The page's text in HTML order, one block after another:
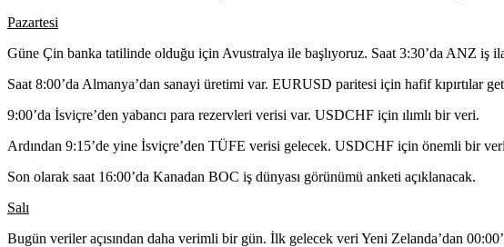
Pazartesi
Güne Çin banka tatilinde olduğu için Avustralya ile başlıyoruz. Saat 3:30’da ANZ
Saat 8:00’da Almanya’dan sanayi üretimi var. EURUSD paritesi için hafif kıpırtılar
9:00’da İsviçre’den yabancı para rezervleri verisi var. USDCHF için ılımlı bir veri.
Ardından 9:15’de yine İsviçre’den TÜFE verisi gelecek. USDCHF için önemli bir
Son olarak saat 16:00’da Kanadan BOC iş dünyası görünümü anketi açıklanacak.
Salı
Bugün veriler açısından daha verimli bir gün. İlk gelecek veri Yeni Zelanda’dan